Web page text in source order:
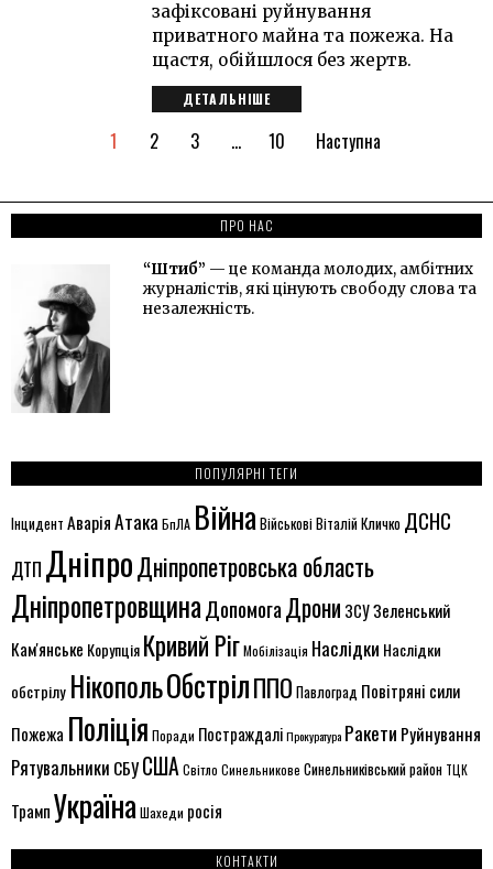
зафіксовані руйнування
приватного майна та пожежа. На
щастя, обійшлося без жертв.
ДЕТАЛЬНІШЕ
1 2 3 … 10 Наступна
ПРО НАС
“Штиб” — це команда молодих, амбітних
журналістів, які цінують свободу слова та
незалежність.
ПОПУЛЯРНІ ТЕГИ
Інцидент АваріяАтака БпЛА ВійнаВійськовіВіталій Кличко ДСНС
ДТП ДніпроДніпропетровська область
ДніпропетровщинаДопомогаДрони ЗСУЗеленський
Кам'янське КорупціяКривий РігМобілізація Наслідки Наслідки
обстрілу НікопольОбстрілППО Павлоград Повітряні сили
Пожежа Поліція Поради ПостраждаліПрокуратура Ракети Руйнування
Рятувальники СБУСШАСвітло Синельникове Синельниківський район ТЦК
ТрампУкраїнаШахеди росія
КОНТАКТИ